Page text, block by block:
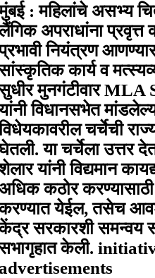
: महिलांचे असभ्य
अपराधांना प्रवृत्त
नियंत्रण
कार्य व
मुनगंटीवार
विधानसभेत
चर्चेची
या चर्चेला उत्तर
यांनी विद्यमान
कठोर
येईल, तसेच
सरकारशी समन्वय
केली.